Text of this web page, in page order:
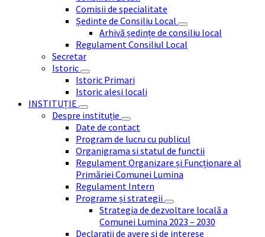
Comisii de specialitate
Ședinte de Consiliu Local
Arhivă ședințe de consiliu local
Regulament Consiliul Local
Secretar
Istoric
Istoric Primari
Istoric aleși locali
INSTITUȚIE
Despre instituție
Date de contact
Program de lucru cu publicul
Organigrama si statul de functii
Regulament Organizare și Funcționare al
Primăriei Comunei Lumina
Regulament Intern
Programe și strategii
Strategia de dezvoltare locală a
Comunei Lumina 2023 – 2030
Declarații de avere și de interese